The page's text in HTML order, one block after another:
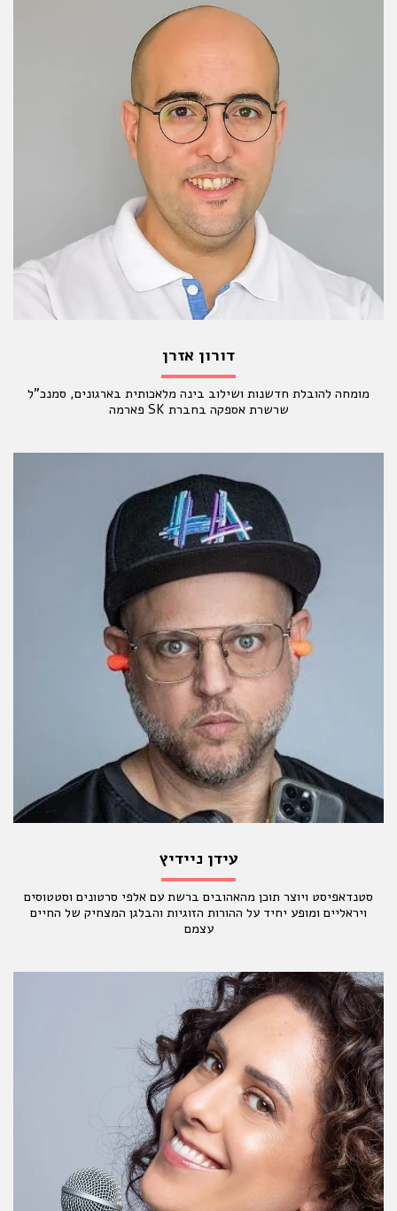
דורון אזרן
מומחה להובלת חדשנות ושילוב בינה מלאכותית בארגונים, סמנכ"ל
שרשרת אספקה בחברת SK פארמה
עידן ניידיץ
סטנדאפיסט ויוצר תוכן מהאהובים ברשת עם אלפי סרטונים וסטטוסים
ויראליים ומופע יחיד על ההורות הזוגיות והבלגן המצחיק של החיים
עצמם